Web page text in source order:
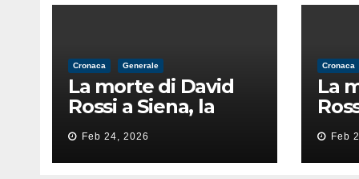
Cronaca Generale
La morte di David
Rossi a Siena, la
perizia lancia la
pista di
un’intimidazione
Feb 24, 2026
Cronaca
La
Feb